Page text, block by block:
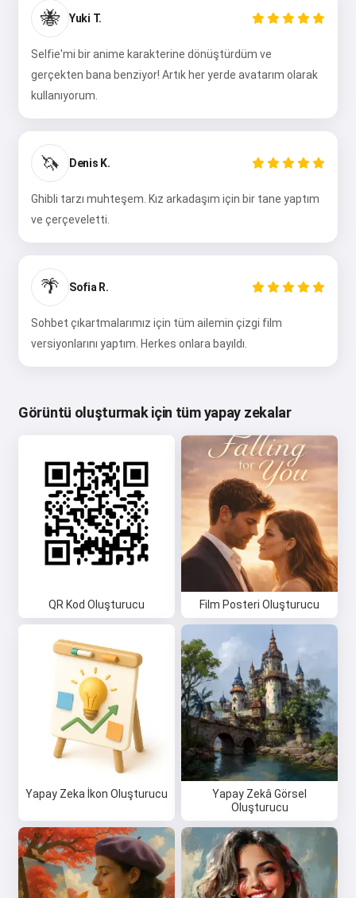
🐝 Yuki T.
Selfie'mi bir anime karakterine dönüştürdüm ve
gerçekten bana benziyor! Artık her yerde avatarım olarak
kullanıyorum.
🦄 Denis K.
Ghibli tarzı muhteşem. Kız arkadaşım için bir tane yaptım
ve çerçeveletti.
🌴 Sofia R.
Sohbet çıkartmalarımız için tüm ailemin çizgi film
versiyonlarını yaptım. Herkes onlara bayıldı.
Görüntü oluşturmak için tüm yapay zekalar
QR Kod Oluşturucu Film Posteri Oluşturucu
Yapay Zeka İkon Oluşturucu
Yapay Zekâ Görsel
Oluşturucu